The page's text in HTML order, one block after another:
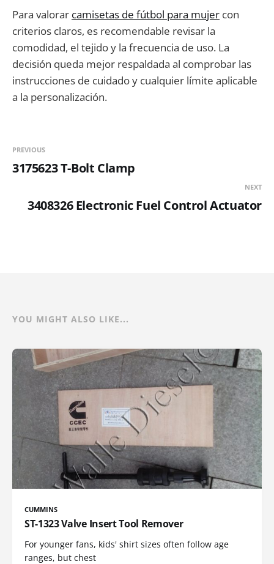
Para valorar camisetas de fútbol para mujer con
criterios claros, es recomendable revisar la
comodidad, el tejido y la frecuencia de uso. La
decisión queda mejor respaldada al comprobar las
instrucciones de cuidado y cualquier límite aplicable
a la personalización.
PREVIOUS
3175623 T-Bolt Clamp
NEXT
3408326 Electronic Fuel Control Actuator
YOU MIGHT ALSO LIKE...
CUMMINS
ST-1323 Valve Insert Tool Remover
For younger fans, kids' shirt sizes often follow age
ranges, but chest